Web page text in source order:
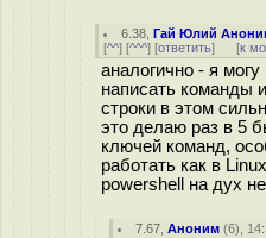
6.38 ,Гай Юлий
[^^] [^^^] [ответить] [к
аналогично - я
написать команды
строки в этом
это делаю раз в 5
ключей команд,
работать как в
powershell на дух
7.67 ,Аноним (6),